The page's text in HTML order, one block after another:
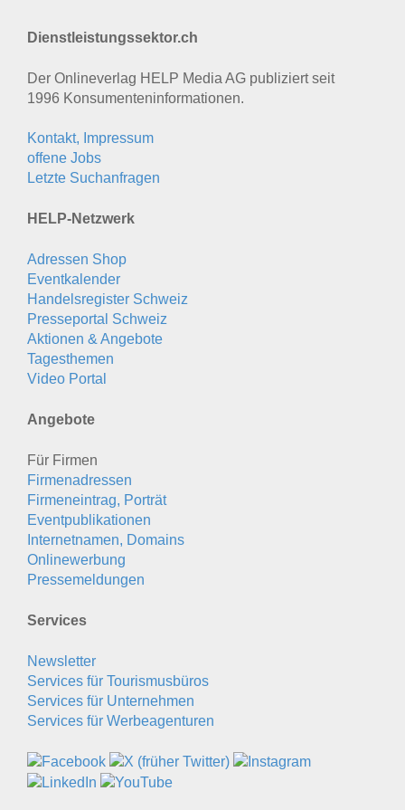
Dienstleistungssektor.ch
Der Onlineverlag HELP Media AG publiziert seit
1996 Konsumenten­informationen.
Kontakt, Impressum
offene Jobs
Letzte Suchanfragen
HELP-Netzwerk
Adressen Shop
Eventkalender
Handelsregister Schweiz
Presseportal Schweiz
Aktionen & Angebote
Tagesthemen
Video Portal
Angebote
Für Firmen
Firmenadressen
Firmeneintrag, Porträt
Eventpublikationen
Internetnamen, Domains
Onlinewerbung
Pressemeldungen
Services
Newsletter
Services für Tourismusbüros
Services für Unternehmen
Services für Werbeagenturen